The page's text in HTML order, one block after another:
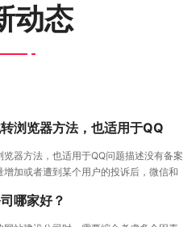
动态
浏览器方法，也适用于QQ
览器方法，也适用于QQ问题描述没有备案
增加或者遭到某个用户的投诉后，微信和
哪家好？